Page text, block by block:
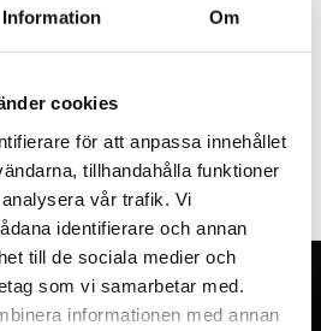
Information Om
cookies
för att anpassa innehållet
tillhandahålla funktioner
vår trafik. Vi
identifierare och annan
till de sociala medier och
som vi samarbetar med.
informationen med annan
HANDLA